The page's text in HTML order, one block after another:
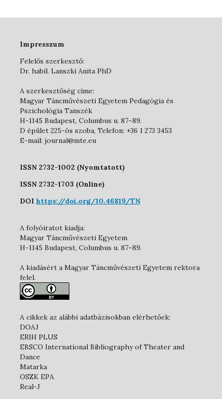
Impresszum
Felelős szerkesztő:
Dr. habil. Lanszki Anita PhD
A szerkesztőség címe:
Magyar Táncművészeti Egyetem Pedagógia és
Pszichológia Tanszék
H-1145 Budapest, Columbus u. 87–89.
D épület 225-ös szoba, Telefon: +36 1 273 3453
E-mail: journal@mte.eu
ISSN 2732-1002 (Nyomtatott)
ISSN 2732-1703 (Online)
DOI https://doi.org/10.46819/TN
A folyóiratot kiadja:
Magyar Táncművészeti Egyetem
H-1145 Budapest, Columbus u. 87–89.
A kiadásért a Magyar Táncművészeti Egyetem rektora
felel.
A cikkek az alábbi adatbázisokban elérhetőek:
DOAJ
ERIH PLUS
EBSCO International Bibliography of Theater and
Dance
Matarka
OSZK EPA
Real-J